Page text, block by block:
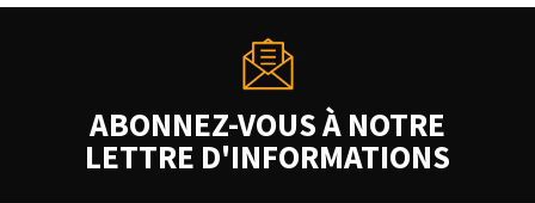
ABONNEZ-VOUS À NOTRE
LETTRE D'INFORMATIONS